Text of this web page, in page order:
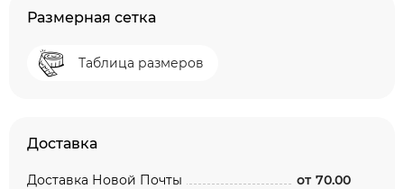
Размерная сетка
Таблица размеров
Доставка
Доставка Новой Почты от 70.00